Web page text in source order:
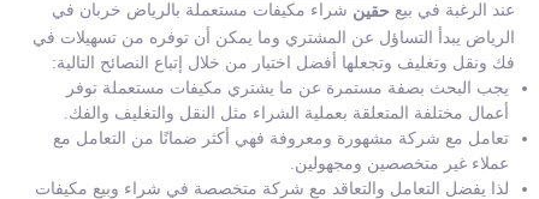
عند الرغبة في بيع حقين شراء مكيفات مستعملة بالرياض خربان في
الرياض يبدأ التساؤل عن المشتري وما يمكن أن توفره من تسهيلات في
فك ونقل وتغليف وتجعلها أفضل اختيار من خلال إتباع النصائح التالية:
يجب البحث بصفة مستمرة عن ما يشتري مكيفات مستعملة توفر
أعمال مختلفة المتعلقة بعملية الشراء مثل النقل والتغليف والفك.
تعامل مع شركة مشهورة ومعروفة فهي أكثر ضمانًا من التعامل مع
عملاء غير متخصصين ومجهولين.
لذا يفضل التعامل والتعاقد مع شركة متخصصة في شراء وبيع مكيفات